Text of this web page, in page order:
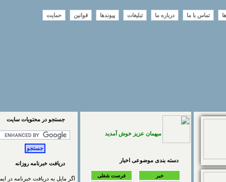
تماس با ما درباره ما تبلیغات پیوندها قوانین حمایت
میهمان عزیز خوش آمدید
دسته بندی موضوعی اخبار
فرصت شغلی
جستجو در محتويات سايت
دریافت خبرنامه روزانه
اگر مایل به دریافت خبرنامه در ایمیل